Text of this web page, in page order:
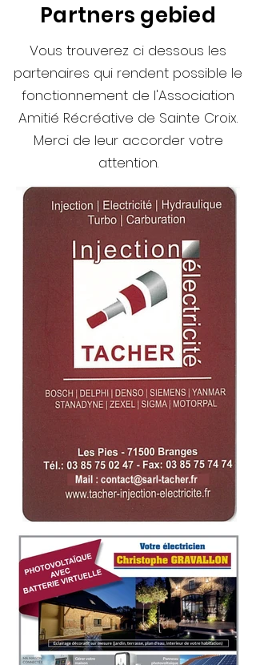
Partners gebied
Vous trouverez ci dessous les
partenaires qui rendent possible le
fonctionnement de l'Association
Amitié Récréative de Sainte Croix.
Merci de leur accorder votre
attention.